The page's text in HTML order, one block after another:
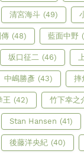
清宮海斗 (49)
(48) 藍面中野
坂口征二 (46)
中嶋勝彥 (43) 摔
王 (42) 竹下幸之
Stan Hansen (41)
後藤洋央紀 (40)